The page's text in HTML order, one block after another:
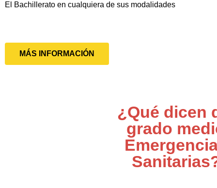
El Bachillerato en cualquiera de sus modalidades
MÁS INFORMACIÓN
¿Qué dicen
grado